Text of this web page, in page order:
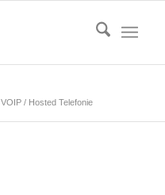
VOIP / Hosted Telefonie